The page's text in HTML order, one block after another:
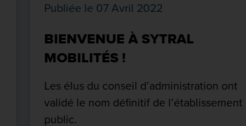
Publiée le 07 Avril 2022
BIENVENUE À SYTRAL
MOBILITÉS !
Les élus du conseil d’administration ont
validé le nom définitif de l’établissement
public.